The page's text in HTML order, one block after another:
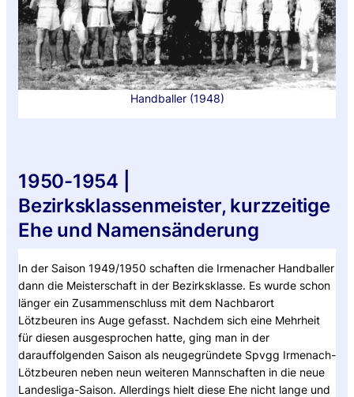
Handballer (1948)
1950-1954 |
Bezirksklassenmeister, kurzzeitige
Ehe und Namensänderung
In der Saison 1949/1950 schaften die Irmenacher Handballer
dann die Meisterschaft in der Bezirksklasse. Es wurde schon
länger ein Zusammenschluss mit dem Nachbarort
Lötzbeuren ins Auge gefasst. Nachdem sich eine Mehrheit
für diesen ausgesprochen hatte, ging man in der
darauffolgenden Saison als neugegründete Spvgg Irmenach-
Lötzbeuren neben neun weiteren Mannschaften in die neue
Landesliga-Saison. Allerdings hielt diese Ehe nicht lange und